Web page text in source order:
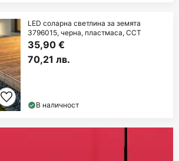
LED соларна светлина за земята
3796015, черна, пластмаса, CCT
35,90 €
70,21 лв.
В наличност